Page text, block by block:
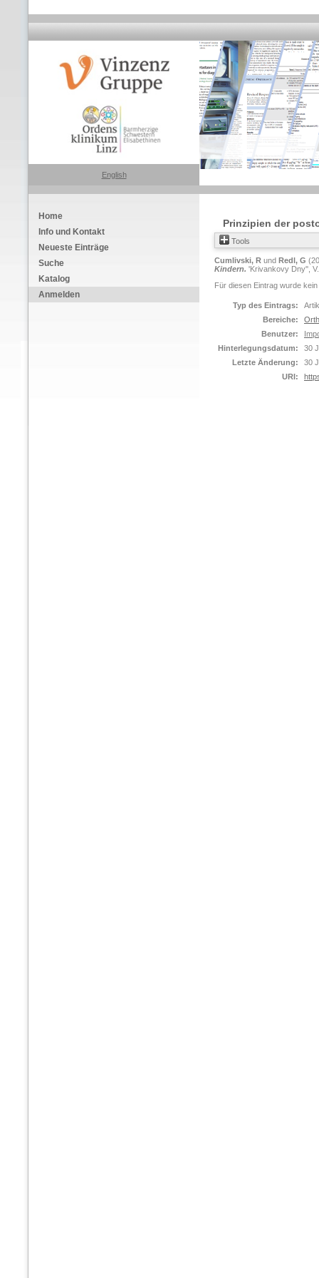
English
Home
Info und Kontakt
Neueste Einträge
Suche
Katalog
Anmelden
Prinzipien der
Tools
Cumlivski, R und Redl, G
Kindern. 'Krivankovy Dny'',
Für diesen Eintrag wurde
Typ des Eintrags:
Bereiche:
Benutzer:
Hinterlegungsdatum:
30
Letzte Änderung:
30
URI: